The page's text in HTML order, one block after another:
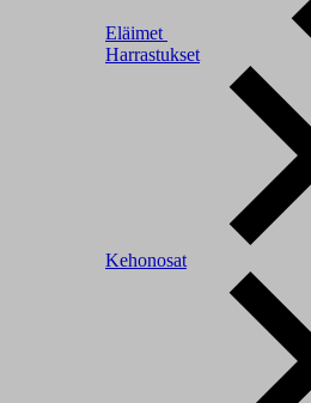
Eläimet
Harrastukset
Kehonosat